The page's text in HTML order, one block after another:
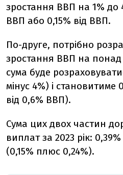
зростання ВВП на 1% до
ВВП або 0,15% від ВВП.
По-друге, потрібно
зростання ВВП на
сума буде
мінус 4%) і
від 0,6% ВВП).
Сума цих двох частин
виплат за 2023 рік:
(0,15% плюс 0,24%).